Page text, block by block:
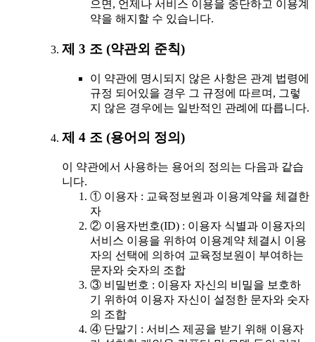
으면, 언제나 서비스 이용을 중단하고 이용계
약을 해지할 수 있습니다.
제 3 조 (약관외 준칙)
이 약관에 명시되지 않은 사항은 관계 법령에
규정 되어있을 경우 그 규정에 따르며, 그렇
지 않은 경우에는 일반적인 관례에 따릅니다.
제 4 조 (용어의 정의)
이 약관에서 사용하는 용어의 정의는 다음과 같습
니다.
① 이용자 : 교육정보원과 이용계약을 체결한
자
② 이용자번호(ID) : 이용자 식별과 이용자의
서비스 이용을 위하여 이용계약 체결시 이용
자의 선택에 의하여 교육정보원이 부여하는
문자와 숫자의 조합
③ 비밀번호 : 이용자 자신의 비밀을 보호하
기 위하여 이용자 자신이 설정한 문자와 숫자
의 조합
④ 단말기 : 서비스 제공을 받기 위해 이용자